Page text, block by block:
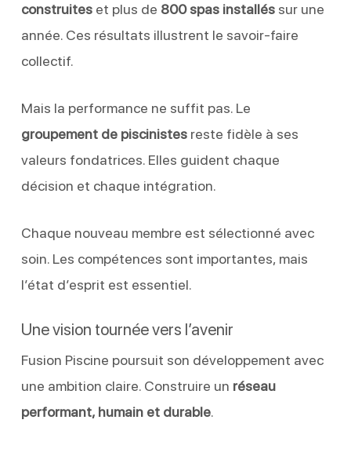
construiteset plus de 800 spas installéssur une
année. Ces résultats illustrent le savoir-faire
collectif.
Mais la performance ne suffit pas. Le
groupement de piscinistesreste fidèle à ses
valeurs fondatrices. Elles guident chaque
décision et chaque intégration.
Chaque nouveau membre est sélectionné avec
soin. Les compétences sont importantes, mais
l’état d’esprit est essentiel.
Une vision tournée vers l’avenir
Fusion Piscine poursuit son développement avec
une ambition claire. Construire un réseau
performant, humain et durable.